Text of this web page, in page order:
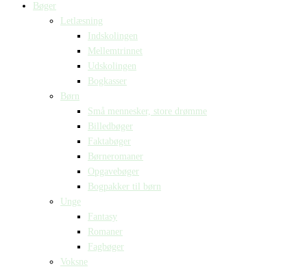
Bøger
Letlæsning
Indskolingen
Mellemtrinnet
Udskolingen
Bogkasser
Børn
Små mennesker, store drømme
Billedbøger
Faktabøger
Børneromaner
Opgavebøger
Bogpakker til børn
Unge
Fantasy
Romaner
Fagbøger
Voksne